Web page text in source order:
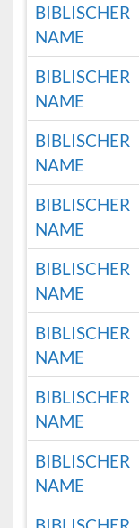
BIBLISCHER
NAME
BIBLISCHER
NAME
BIBLISCHER
NAME
BIBLISCHER
NAME
BIBLISCHER
NAME
BIBLISCHER
NAME
BIBLISCHER
NAME
BIBLISCHER
NAME